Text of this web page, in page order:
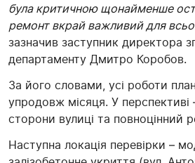
була критичною щонайменше
ремонт вкрай важливий для
зазначив заступник директора
департаменту Дмитро Коробов.
За його словами, усі роботи
упродовж місяця. У
сторони вулиці та повноцінний
Наступна локація перевірки –